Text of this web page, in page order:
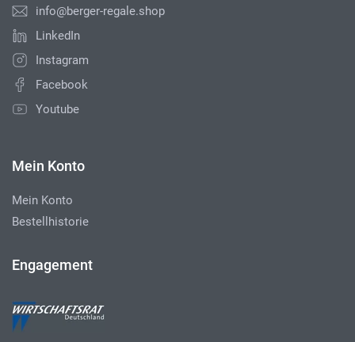
info@berger-regale.shop
LinkedIn
Instagram
Facebook
Youtube
Mein Konto
Mein Konto
Bestellhistorie
Engagement